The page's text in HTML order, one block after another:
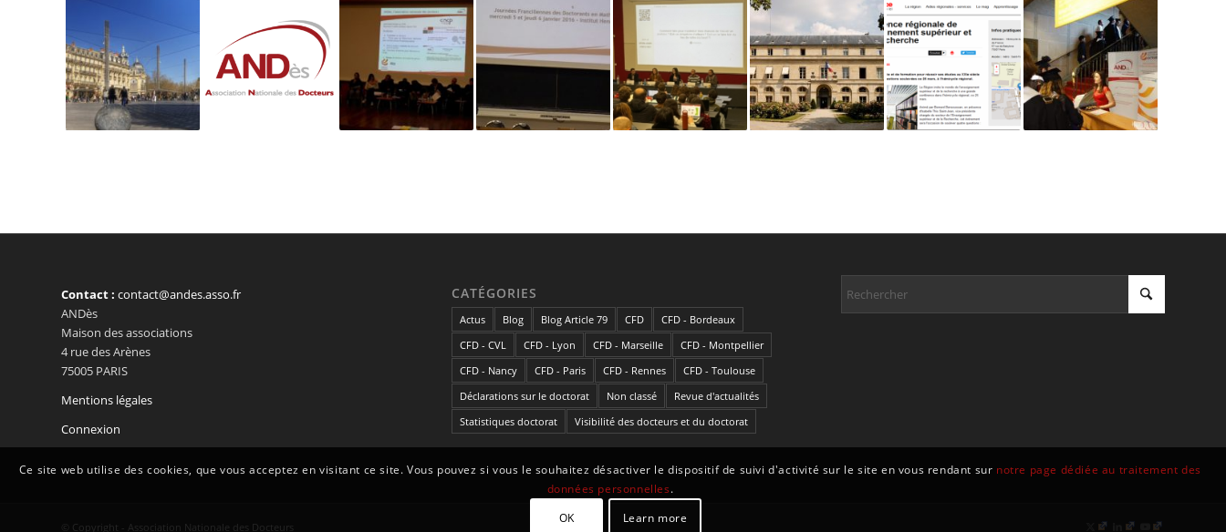
Contact : contact@andes.asso.fr
ANDès
Maison des associations
4 rue des Arènes
75005 PARIS
Mentions légales
Connexion
CATÉGORIES
Actus Blog Blog Article 79 CFD
CFD - Bordeaux
CFD - CVL
CFD - Lyon CFD - Marseille
CFD - Montpellier
CFD - Nancy
CFD - Paris CFD - Rennes
CFD - Toulouse
Déclarations sur le doctorat
Non classé
Revue d'actualités
Statistiques doctorat
Visibilité des docteurs et du doctorat
© Copyright - Association Nationale des Docteurs
Ce site web utilise des cookies, que vous acceptez en visitant ce site. Vous pouvez si vous le souhaitez désactiver le dispositif de suivi d'activité sur le site en vous rendant sur notre page dédiée au traitement des
données personnelles.
OK
Learn more